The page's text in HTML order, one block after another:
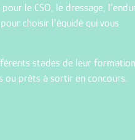
le CSO, le dressage,
choisir l’équidé qui vous
stades de leur
prêts à sortir en concours.